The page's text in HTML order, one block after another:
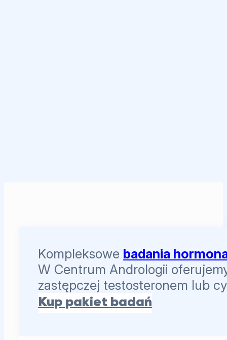
Kompleksowe badania
W Centrum Andrologii
zastępczej testosteronem lub
Kup pakiet badań